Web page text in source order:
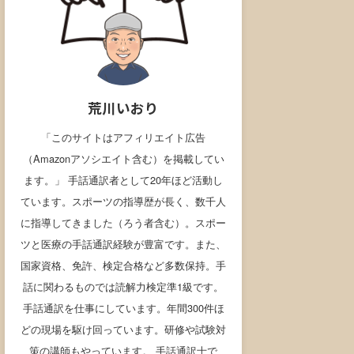
荒川いおり
「このサイトはアフィリエイト広告
（Amazonアソシエイト含む）を掲載してい
ます。」 手話通訳者として20年ほど活動し
ています。スポーツの指導歴が長く、数千人
に指導してきました（ろう者含む）。スポー
ツと医療の手話通訳経験が豊富です。また、
国家資格、免許、検定合格など多数保持。手
話に関わるものでは読解力検定準1級です。
手話通訳を仕事にしています。年間300件ほ
どの現場を駆け回っています。研修や試験対
策の講師もやっています。 手話通訳士で